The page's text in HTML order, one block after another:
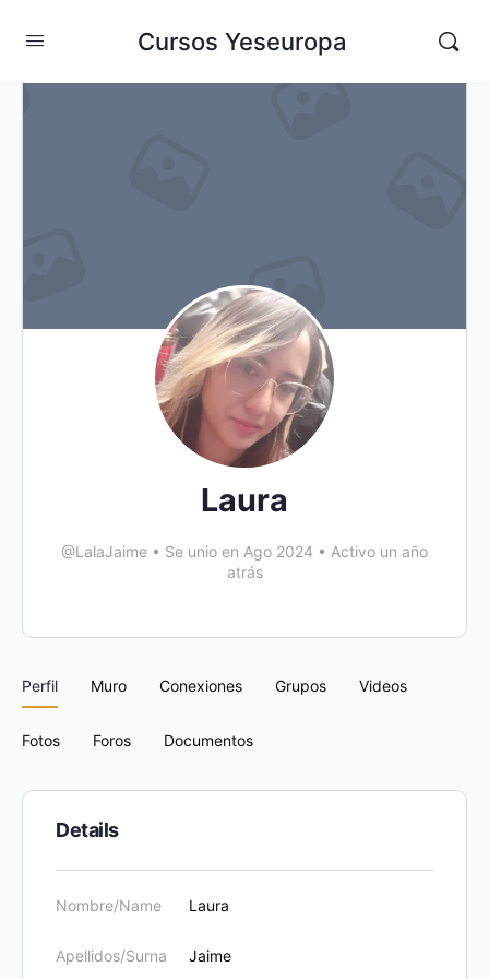
Cursos Yeseuropa
Laura
@LalaJaime • Se unio en Ago 2024 • Activo un año
atrás
Perfil Muro Conexiones Grupos Videos
Fotos Foros Documentos
Details
Nombre/Name Laura
Apellidos/Surna
Jaime